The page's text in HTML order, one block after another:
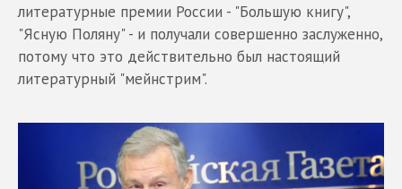
литературные премии России - "Большую книгу",
"Ясную Поляну" - и получали совершенно заслуженно,
потому что это действительно был настоящий
литературный "мейнстрим".